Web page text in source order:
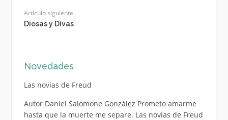
Artículo siguiente
Diosas y Divas
Novedades
Las novias de Freud
Autor Daniel Salomone González Prometo amarme
hasta que la muerte me separe. Las novias de Freud